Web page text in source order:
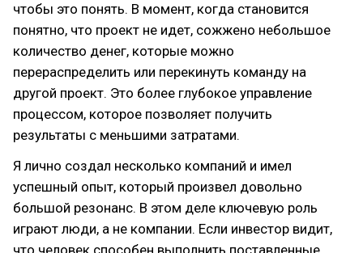
чтобы это понять. В момент, когда становится
понятно, что проект не идет, сожжено небольшое
количество денег, которые можно
перераспределить или перекинуть команду на
другой проект. Это более глубокое управление
процессом, которое позволяет получить
результаты с меньшими затратами.
Я лично создал несколько компаний и имел
успешный опыт, который произвел довольно
большой резонанс. В этом деле ключевую роль
играют люди, а не компании. Если инвестор видит,
что человек способен выполнить поставленные